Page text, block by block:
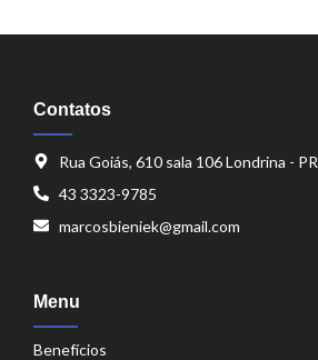
Contatos
Rua Goiás, 610 sala 106 Londrina - PR
43 3323-9785
marcosbieniek@gmail.com
Menu
Benefícios